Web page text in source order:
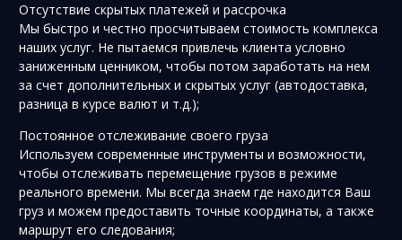
Отсутствие скрытых платежей и рассрочка
Мы быстро и честно просчитываем стоимость комплекса
наших услуг. Не пытаемся привлечь клиента условно
заниженным ценником, чтобы потом заработать на нем
за счет дополнительных и скрытых услуг (автодоставка,
разница в курсе валют и т.д.);
Постоянное отслеживание своего груза
Используем современные инструменты и возможности,
чтобы отслеживать перемещение грузов в режиме
реального времени. Мы всегда знаем где находится Ваш
груз и можем предоставить точные координаты, а также
маршрут его следования;